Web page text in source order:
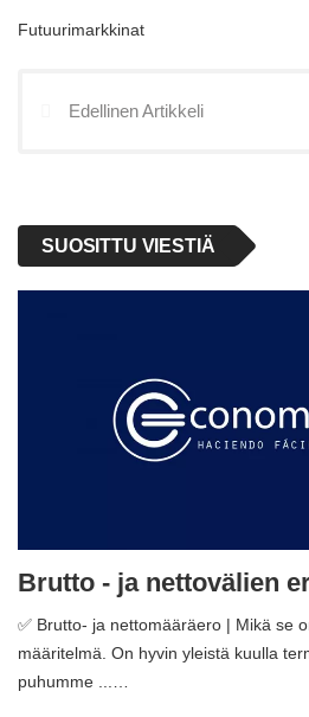
Futuurimarkkinat
Edellinen Artikkeli
SUOSITTU VIESTIÄ
Brutto - ja nettovälien
✅ Brutto- ja nettomääräero | Mikä se
määritelmä. On hyvin yleistä kuulla
puhumme ...…